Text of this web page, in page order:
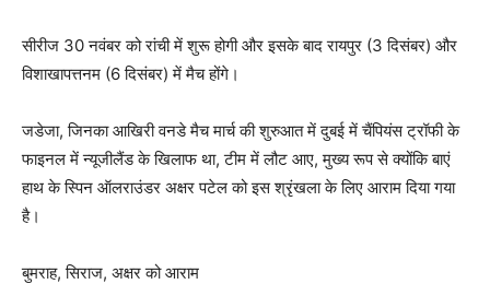
सीरीज 30 नवंबर को रांची में शुरू होगी और इसके बाद रायपुर (3 दिसंबर) और
विशाखापत्तनम (6 दिसंबर) में मैच होंगे।
जडेजा, जिनका आखिरी वनडे मैच मार्च की शुरुआत में दुबई में चैंपियंस ट्रॉफी के
फाइनल में न्यूजीलैंड के खिलाफ था, टीम में लौट आए, मुख्य रूप से क्योंकि बाएं
हाथ के स्पिन ऑलराउंडर अक्षर पटेल को इस श्रृंखला के लिए आराम दिया गया
है।
बुमराह, सिराज, अक्षर को आराम